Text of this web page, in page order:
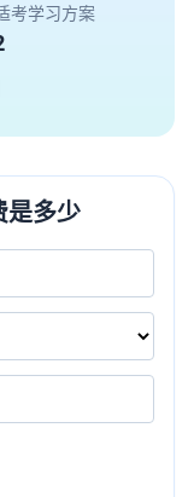
考学习方案
是多少